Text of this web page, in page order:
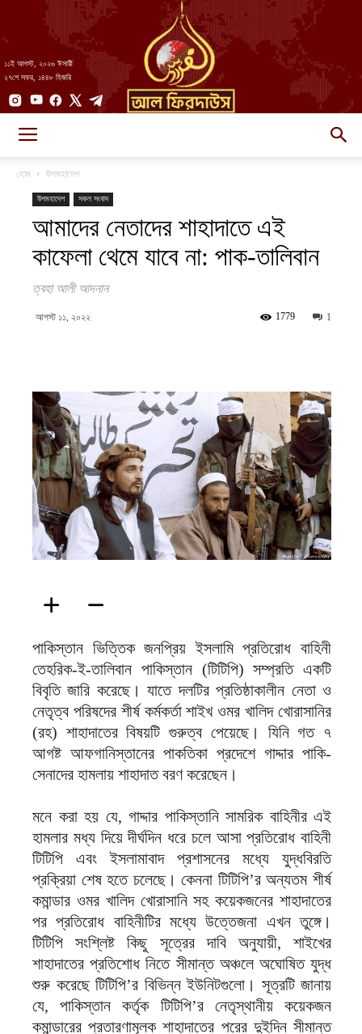
১১ই আগস্ট, ২০২৬ ঈসায়ী
২৭শে সফর, ১৪৪৮ হিজরি
||
হোম উপমহাদেশ
উপমহাদেশ সকল সংবাদ
আমাদের নেতাদের শাহাদাতে এই
কাফেলা থেমে যাবে না: পাক-তালিবান
ত্বহা আলী আদনান
আগস্ট ১১, ২০২২ 1
1779
পাকিস্তান ভিত্তিক জনপ্রিয় ইসলামি প্রতিরোধ বাহিনী
তেহরিক-ই-তালিবান পাকিস্তান (টিটিপি) সম্প্রতি একটি
বিবৃতি জারি করেছে। যাতে দলটির প্রতিষ্ঠাকালীন নেতা ও
নেতৃত্ব পরিষদের শীর্ষ কর্মকর্তা শাইখ ওমর খালিদ খোরাসানির
(রহ) শাহাদাতের বিষয়টি গুরুত্ব পেয়েছে। যিনি গত ৭
আগষ্ট আফগানিস্তানের পাকতিকা প্রদেশে গাদ্দার পাকি-
সেনাদের হামলায় শাহাদাত বরণ করেছেন।
মনে করা হয় যে, গাদ্দার পাকিস্তানি সামরিক বাহিনীর এই
হামলার মধ্য দিয়ে দীর্ঘদিন ধরে চলে আসা প্রতিরোধ বাহিনী
টিটিপি এবং ইসলামাবাদ প্রশাসনের মধ্যে যুদ্ধবিরতি
প্রক্রিয়া শেষ হতে চলেছে। কেননা টিটিপি’র অন্যতম শীর্ষ
কমান্ডার ওমর খালিদ খোরাসানি সহ কয়েকজনের শাহাদাতের
পর প্রতিরোধ বাহিনীটির মধ্যে উত্তেজনা এখন তুঙ্গে।
টিটিপি সংশ্লিষ্ট কিছু সূত্রের দাবি অনুযায়ী, শাইখের
শাহাদাতের প্রতিশোধ নিতে সীমান্ত অঞ্চলে অঘোষিত যুদ্ধ
শুরু করেছে টিটিপি’র বিভিন্ন ইউনিটগুলো। সূত্রটি জানায়
যে, পাকিস্তান কর্তৃক টিটিপি’র নেতৃস্থানীয় কয়েকজন
কমান্ডারের প্রতারণামূলক শাহাদাতের পরের দুইদিন সীমান্ত